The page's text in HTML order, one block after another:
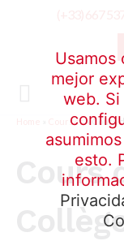
Courses»Cours
Cours
Usamos
mejor
web.
esto.